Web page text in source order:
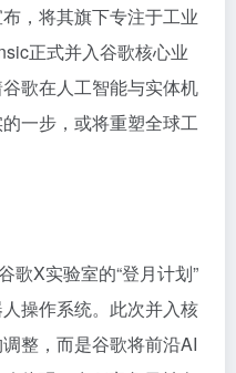
，将其旗下专注于工业
正式并入谷歌核心业
歌在人工智能与实体机
一步，或将重塑全球工
歌X实验室的“登月计划”
操作系统。此次并入核
整，而是谷歌将前沿AI